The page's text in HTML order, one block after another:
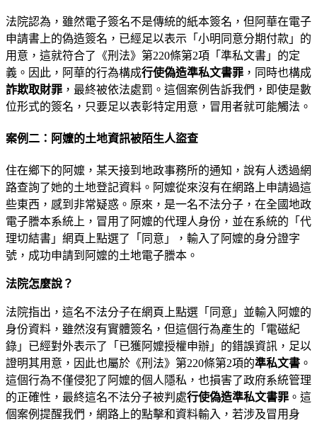
法院認為，雖然電子簽名不是傳統的紙本簽名，但阿華在電子
申請書上的偽造簽名，已經足以表示「小明同意分期付款」的
用意，這就符合了《刑法》第220條第2項「準私文書」的定
義。因此，阿華的行為構成行使偽造準私文書罪 ，同時也構成
詐欺取財罪 ，最終被依法處罰。這個案例告訴我們，即使是數
位形式的簽名，只要足以表彰特定用意，冒用者就可能觸法。
案例二：阿嬤的土地資訊被陌生人盜查
住在鄉下的阿嬤，某天接到地政事務所的通知，說有人透過網
路查詢了她的土地登記資料。阿嬤從來沒有在網路上申請過這
些東西，感到非常疑惑。原來，是一名不法分子，在全國地政
電子謄本系統上，冒用了阿嬤的代理人身份，並在系統的「代
理切結書」網頁上點選了「同意」，輸入了阿嬤的身分證字
號，成功申請到阿嬤的土地電子謄本。
法院怎麼說？
法院指出，這名不法分子在網頁上點選「同意」並輸入阿嬤的
身份資料，雖然沒有實體簽名，但這個行為產生的「電磁紀
錄」已經對外表示了「已獲阿嬤授權申辦」的錯誤資訊，足以
證明其用意，因此也屬於《刑法》第220條第2項的準私文書 。
這個行為不僅侵犯了阿嬤的個人隱私，也損害了政府系統管理
的正確性，最終這名不法分子被判處行使偽造準私文書罪 。這
個案例提醒我們，網路上的點擊和資料輸入，若涉及冒用身